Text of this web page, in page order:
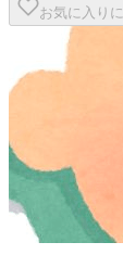
お気に入り